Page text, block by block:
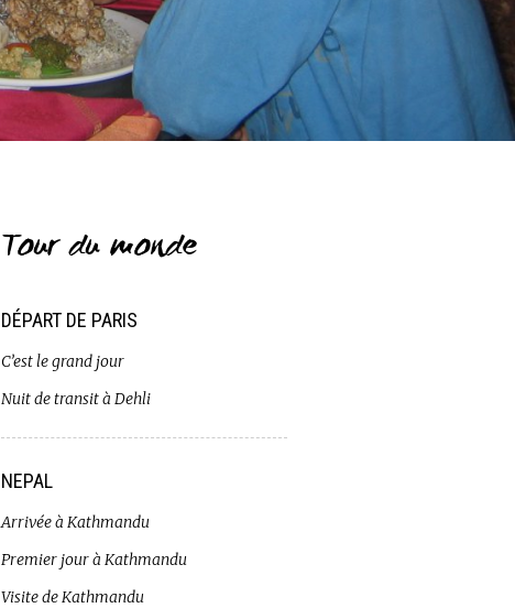
Tour du monde
DÉPART DE PARIS
C’est le grand jour
Nuit de transit à Dehli
NEPAL
Arrivée à Kathmandu
Premier jour à Kathmandu
Visite de Kathmandu